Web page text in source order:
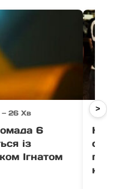
26 Хв
6
із
Ігнатом
06
На
схеми
>